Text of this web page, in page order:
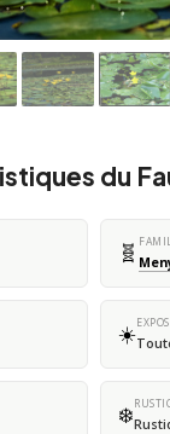
du
🧬
☀️
❄️